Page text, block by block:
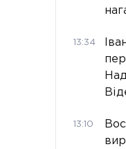
13:34
13:10